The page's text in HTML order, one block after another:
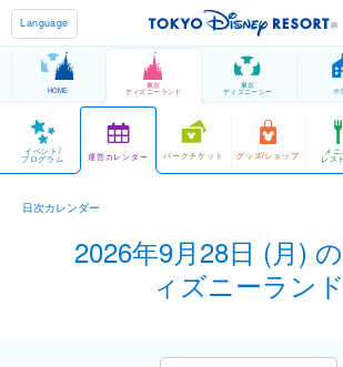
Language
HOME
東京
ディズニーランド
東京
ディズニーシー ホ
イベント/
プログラム 運営カレンダー パークチケット グッズ/ショップ メ
レス
日次カレンダー
2026年9月28日 (月)
ィズニーランド